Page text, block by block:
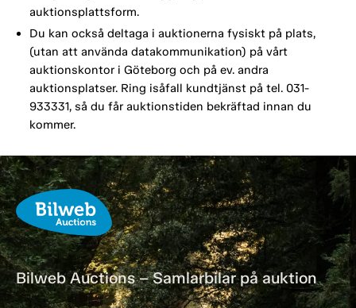
auktionsplattsform.
Du kan också deltaga i auktionerna fysiskt på plats,
(utan att använda datakommunikation) på vårt
auktionskontor i Göteborg och på ev. andra
auktionsplatser. Ring isåfall kundtjänst på tel. 031-
933331, så du får auktionstiden bekräftad innan du
kommer.
Bilweb Auctions – Samlarbilar på auktion